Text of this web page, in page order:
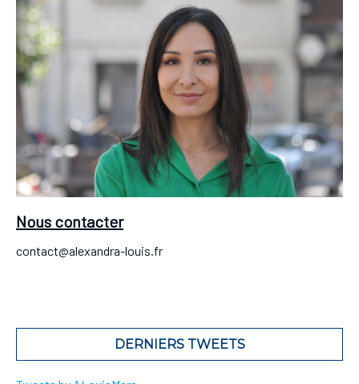
Nous contacter
contact@alexandra-louis.fr
DERNIERS TWEETS